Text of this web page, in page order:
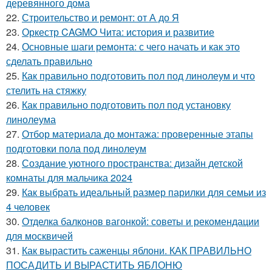
деревянного дома
22. Строительство и ремонт: от А до Я
23. Оркестр CAGMO Чита: история и развитие
24. Основные шаги ремонта: с чего начать и как это
сделать правильно
25. Как правильно подготовить пол под линолеум и что
стелить на стяжку
26. Как правильно подготовить пол под установку
линолеума
27. Отбор материала до монтажа: проверенные этапы
подготовки пола под линолеум
28. Создание уютного пространства: дизайн детской
комнаты для мальчика 2024
29. Как выбрать идеальный размер парилки для семьи из
4 человек
30. Отделка балконов вагонкой: советы и рекомендации
для москвичей
31. Как вырастить саженцы яблони. КАК ПРАВИЛЬНО
ПОСАДИТЬ И ВЫРАСТИТЬ ЯБЛОНЮ